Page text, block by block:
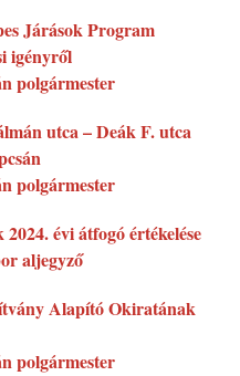
Járások Program
igényről
polgármester
utca – Deák F. utca
polgármester
évi átfogó értékelése
aljegyző
Alapító Okiratának
polgármester